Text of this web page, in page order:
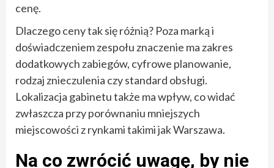
cenę.
Dlaczego ceny tak się różnią? Poza marką i
doświadczeniem zespołu znaczenie ma zakres
dodatkowych zabiegów, cyfrowe planowanie,
rodzaj znieczulenia czy standard obsługi.
Lokalizacja gabinetu także ma wpływ, co widać
zwłaszcza przy porównaniu mniejszych
miejscowości z rynkami takimi jak Warszawa.
Na co zwrócić uwagę, by nie